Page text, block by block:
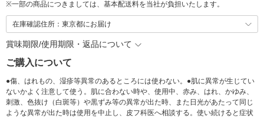
※一部の商品につきましては、基本配送料を当社が負担いたします。
在庫確認住所：東京都にお届け
賞味期限/使用期限・返品について
ご購入について
●傷、はれもの、湿疹等異常のあるところには使わない。●肌に異常が生じてい
ないかよく注意して使う。肌に合わない時や、使用中、赤み、はれ、かゆみ、
刺激、色抜け（白斑等）や黒ずみ等の異常が出た時、また日光があたって同じ
ような異常が出た時は使用を中止し、皮フ科医へ相談する。使い続けると症状